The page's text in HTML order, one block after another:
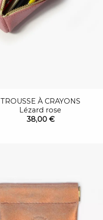
TROUSSE À CRAYONS
Lézard rose
38,00 €